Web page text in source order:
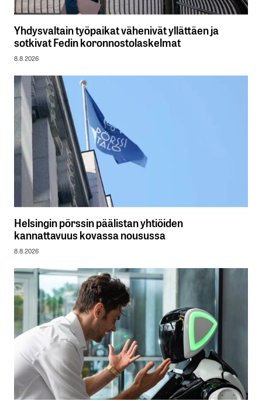
Yhdysvaltain työpaikat vähenivät yllättäen ja
sotkivat Fedin koronnostolaskelmat
8.8.2026
Helsingin pörssin päälistan yhtiöiden
kannattavuus kovassa nousussa
8.8.2026